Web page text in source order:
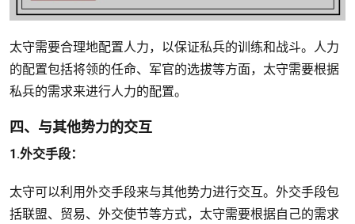
太守需要合理地配置人力，以保证私兵的训练和战斗。人力
的配置包括将领的任命、军官的选拔等方面，太守需要根据
私兵的需求来进行人力的配置。
四、与其他势力的交互
1.外交手段：
太守可以利用外交手段来与其他势力进行交互。外交手段包
括联盟、贸易、外交使节等方式，太守需要根据自己的需求